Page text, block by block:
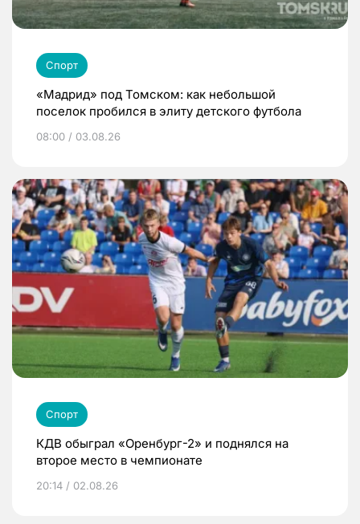
Спорт
«Мадрид» под Томском: как небольшой
поселок пробился в элиту детского футбола
08:00 / 03.08.26
Спорт
КДВ обыграл «Оренбург-2» и поднялся на
второе место в чемпионате
20:14 / 02.08.26